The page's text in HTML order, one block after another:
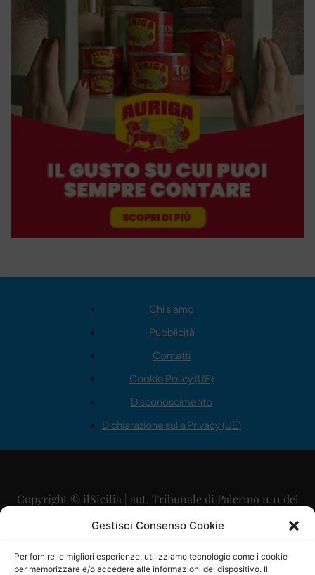
Gestisci Consenso Cookie
Per fornire le migliori esperienze, utilizziamo tecnologie come i cookie
per memorizzare e/o accedere alle informazioni del dispositivo. Il
Chi siamo
Pubblicità
Contatti
Cookie Policy (UE)
Disconoscimento
Dichiarazione sulla Privacy (UE)
Copyright © ilSicilia | aut. Tribunale di Palermo n.11 del
29/09/2015